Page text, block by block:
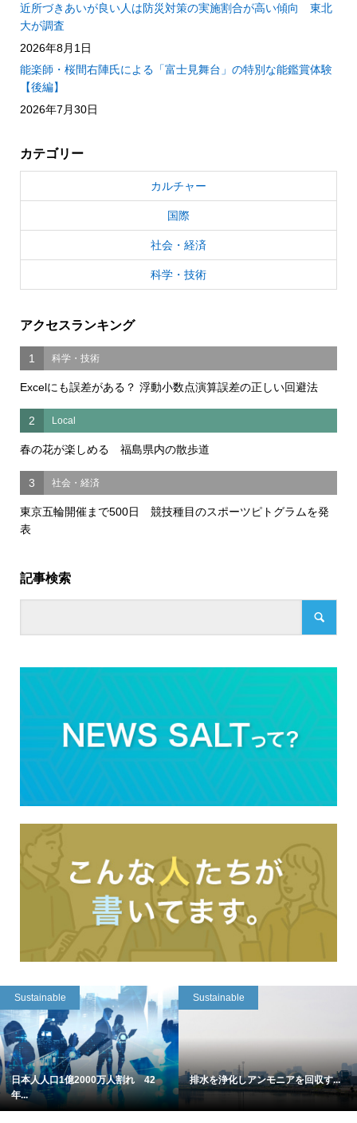
近所づきあいが良い人は防災対策の実施割合が高い傾向 東北
大が調査
2026年8月1日
能楽師・桜間右陣氏による「富士見舞台」の特別な能鑑賞体験
【後編】
2026年7月30日
カテゴリー
カルチャー
国際
社会・経済
科学・技術
アクセスランキング
1 科学・技術
Excelにも誤差がある？ 浮動小数点演算誤差の正しい回避法
2 Local
春の花が楽しめる 福島県内の散歩道
3 社会・経済
東京五輪開催まで500日 競技種目のスポーツピトグラムを発
表
記事検索
Sustainable
日本人人口1億2000万人割れ 42
年...
Sustainable
排水を浄化しアンモニアを回収す...